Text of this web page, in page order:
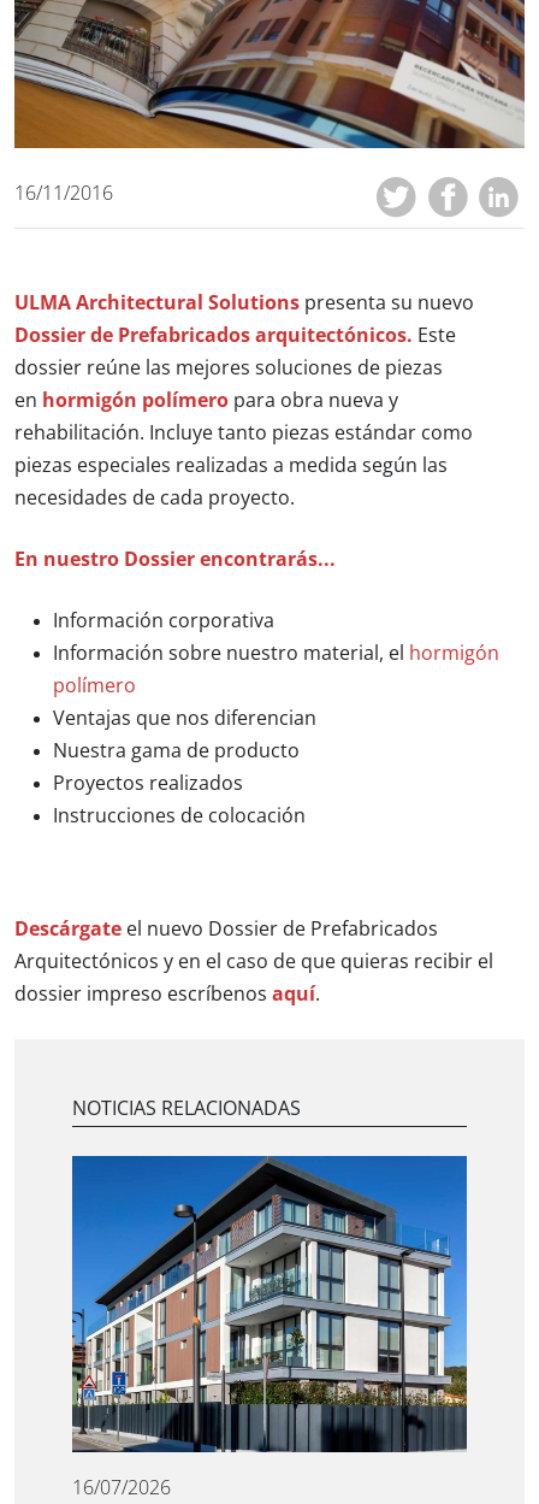
16/11/2016
ULMA Architectural Solutions presenta su nuevo
Dossier de Prefabricados arquitectónicos. Este
dossier reúne las mejores soluciones de piezas
en hormigón polímero para obra nueva y
rehabilitación. Incluye tanto piezas estándar como
piezas especiales realizadas a medida según las
necesidades de cada proyecto.
En nuestro Dossier encontrarás...
Información corporativa
Información sobre nuestro material, el hormigón
polímero
Ventajas que nos diferencian
Nuestra gama de producto
Proyectos realizados
Instrucciones de colocación
Descárgate el nuevo Dossier de Prefabricados
Arquitectónicos y en el caso de que quieras recibir el
dossier impreso escríbenos aquí.
NOTICIAS RELACIONADAS
16/07/2026